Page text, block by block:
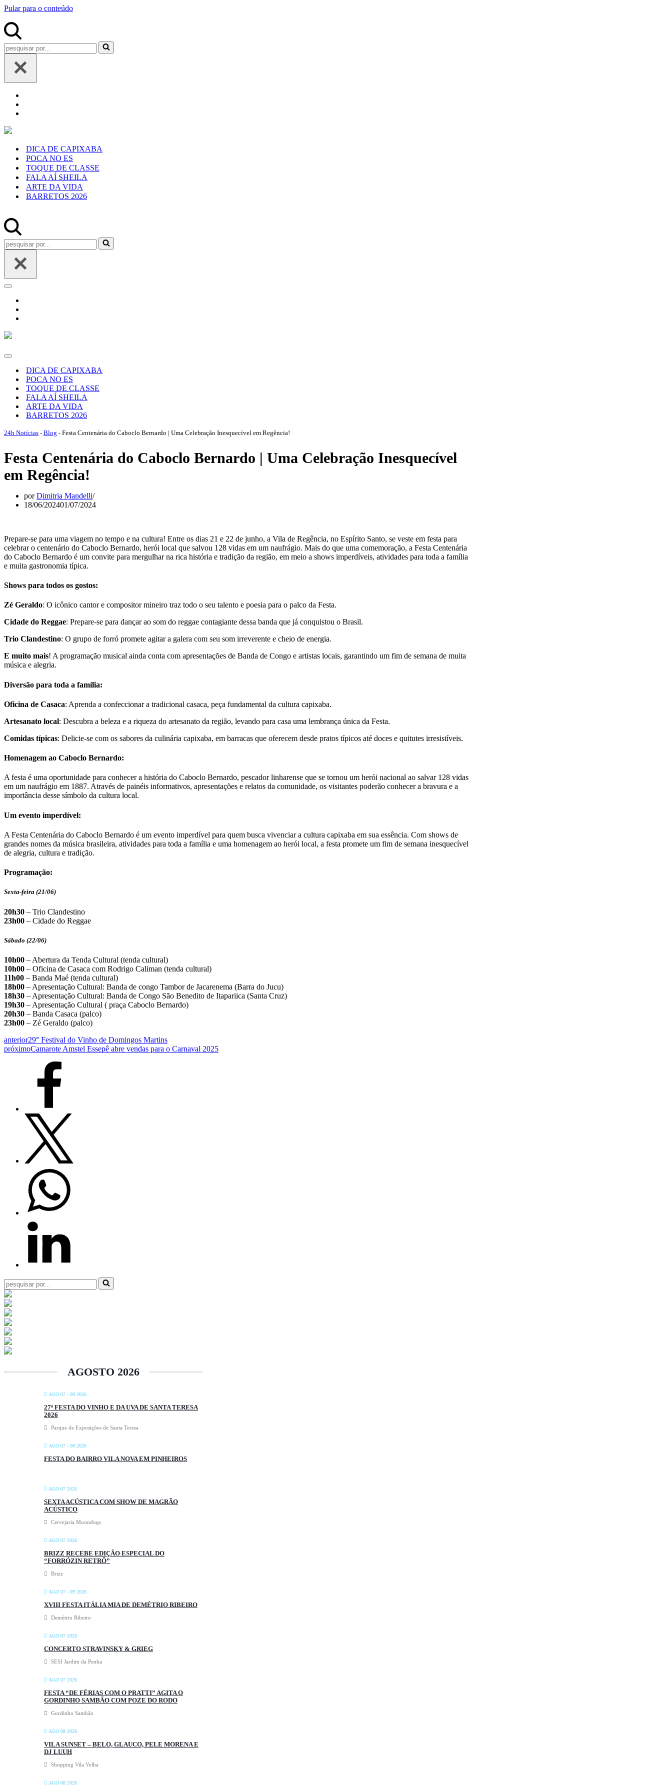
Pular para o conteúdo
Pesquisar
por...
DICA DE CAPIXABA
POCA NO ES
TOQUE DE CLASSE
FALA AÍ SHEILA
ARTE DA VIDA
BARRETOS 2026
Pesquisar
por...
Menu
navegação
Menu
navegaçãoDICA DE CAPIXABA
POCA NO ES
TOQUE DE CLASSE
FALA AÍ SHEILA
ARTE DA VIDA
BARRETOS 2026
24h Notícias - Blog - Festa Centenária do Caboclo Bernardo | Uma Celebração Inesquecível em Regência!
Festa Centenária do Caboclo Bernardo | Uma Celebração Inesquecível
em Regência!
porDimitria Mandelli
18/06/202401/07/2024
Prepare-se para uma viagem no tempo e na cultura! Entre os dias 21 e 22 de junho, a Vila de Regência, no Espírito Santo, se veste em festa para
celebrar o centenário do Caboclo Bernardo, herói local que salvou 128 vidas em um naufrágio. Mais do que uma comemoração, a Festa Centenária
do Caboclo Bernardo é um convite para mergulhar na rica história e tradição da região, em meio a shows imperdíveis, atividades para toda a família
e muita gastronomia típica.
Shows para todos os gostos:
Zé Geraldo: O icônico cantor e compositor mineiro traz todo o seu talento e poesia para o palco da Festa.
Cidade do Reggae: Prepare-se para dançar ao som do reggae contagiante dessa banda que já conquistou o Brasil.
Trio Clandestino: O grupo de forró promete agitar a galera com seu som irreverente e cheio de energia.
E muito mais! A programação musical ainda conta com apresentações de Banda de Congo e artistas locais, garantindo um fim de semana de muita
música e alegria.
Diversão para toda a família:
Oficina de Casaca: Aprenda a confeccionar a tradicional casaca, peça fundamental da cultura capixaba.
Artesanato local: Descubra a beleza e a riqueza do artesanato da região, levando para casa uma lembrança única da Festa.
Comidas típicas: Delicie-se com os sabores da culinária capixaba, em barracas que oferecem desde pratos típicos até doces e quitutes irresistíveis.
Homenagem ao Caboclo Bernardo:
A festa é uma oportunidade para conhecer a história do Caboclo Bernardo, pescador linharense que se tornou um herói nacional ao salvar 128 vidas
em um naufrágio em 1887. Através de painéis informativos, apresentações e relatos da comunidade, os visitantes poderão conhecer a bravura e a
importância desse símbolo da cultura local.
Um evento imperdível:
A Festa Centenária do Caboclo Bernardo é um evento imperdível para quem busca vivenciar a cultura capixaba em sua essência. Com shows de
grandes nomes da música brasileira, atividades para toda a família e uma homenagem ao herói local, a festa promete um fim de semana inesquecível
de alegria, cultura e tradição.
Programação:
Sexta-feira (21/06)
20h30 – Trio Clandestino
23h00 – Cidade do Reggae
Sábado (22/06)
10h00 – Abertura da Tenda Cultural (tenda cultural)
10h00 – Oficina de Casaca com Rodrigo Caliman (tenda cultural)
11h00 – Banda Maé (tenda cultural)
18h00 – Apresentação Cultural: Banda de congo Tambor de Jacarenema (Barra do Jucu)
18h30 – Apresentação Cultural: Banda de Congo São Benedito de Itapariica (Santa Cruz)
19h30 – Apresentação Cultural ( praça Caboclo Bernardo)
20h30 – Banda Casaca (palco)
23h00 – Zé Geraldo (palco)
anterior29° Festival do Vinho de Domingos Martins
próximoCamarote Amstel Essepê abre vendas para o Carnaval 2025
Pesquisar
por...
AGOSTO 2026
AGO 07 - 09 2026
27ª FESTA DO VINHO E DA UVA DE SANTA TERESA
2026
Parque de Exposições de Santa Teresa
AGO 07 - 08 2026
FESTA DO BAIRRO VILA NOVA EM PINHEIROS
AGO 07 2026
SEXTA ACÚSTICA COM SHOW DE MAGRÃO
ACÚSTICO
Cervejaria Moondogs
AGO 07 2026
BRIZZ RECEBE EDIÇÃO ESPECIAL DO
“FORRÓZIN RETRÔ”
Brizz
AGO 07 - 09 2026
XVIII FESTA ITÁLIA MIA DE DEMÉTRIO RIBEIRO
Demétrio Ribeiro
AGO 07 2026
CONCERTO STRAVINSKY & GRIEG
SESI Jardim da Penha
AGO 07 2026
FESTA “DE FÉRIAS COM O PRATTI” AGITA O
GORDINHO SAMBÃO COM POZE DO RODO
Gordinho Sambão
AGO 08 2026
VILA SUNSET – BELO, GLAUCO, PELE MORENA E
DJ LUUH
Shopping Vila Velha
AGO 08 2026